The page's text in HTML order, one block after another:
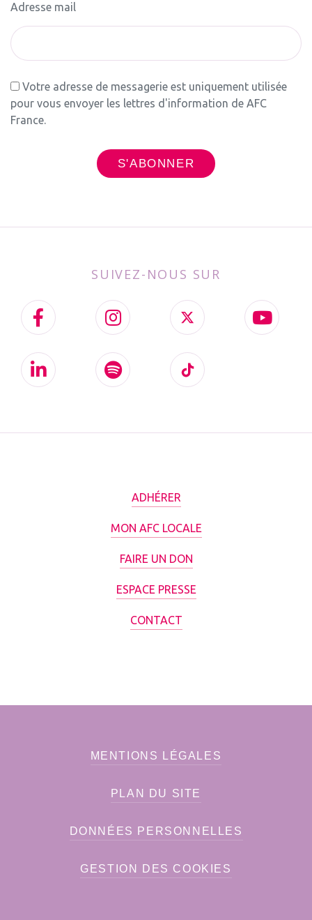
Adresse mail
Votre adresse de messagerie est uniquement utilisée
pour vous envoyer les lettres d'information de AFC
France.
SUIVEZ-NOUS SUR
ADHÉRER
MON AFC LOCALE
FAIRE UN DON
ESPACE PRESSE
CONTACT
MENTIONS LÉGALES
PLAN DU SITE
DONNÉES PERSONNELLES
GESTION DES COOKIES